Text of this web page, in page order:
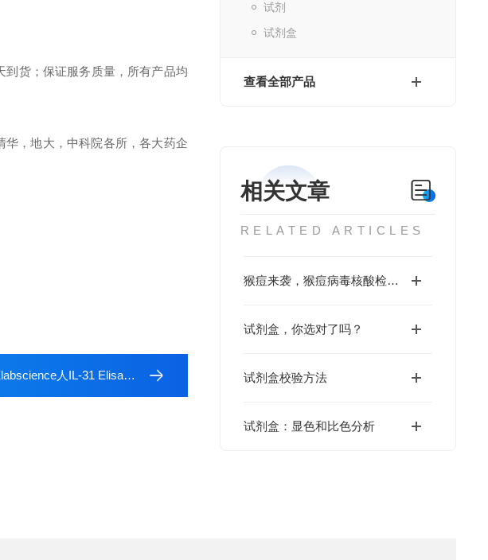
试剂
试剂盒
查看全部产品
相关文章
RELATED ARTICLES
猴痘来袭，猴痘病毒核酸检测试剂盒还会远吗？
试剂盒，你选对了吗？
试剂盒校验方法
试剂盒：显色和比色分析
到货；保证服务质量，所有产品均
，地大，中科院各所，各大药企
人IL-31 Elisa试剂盒